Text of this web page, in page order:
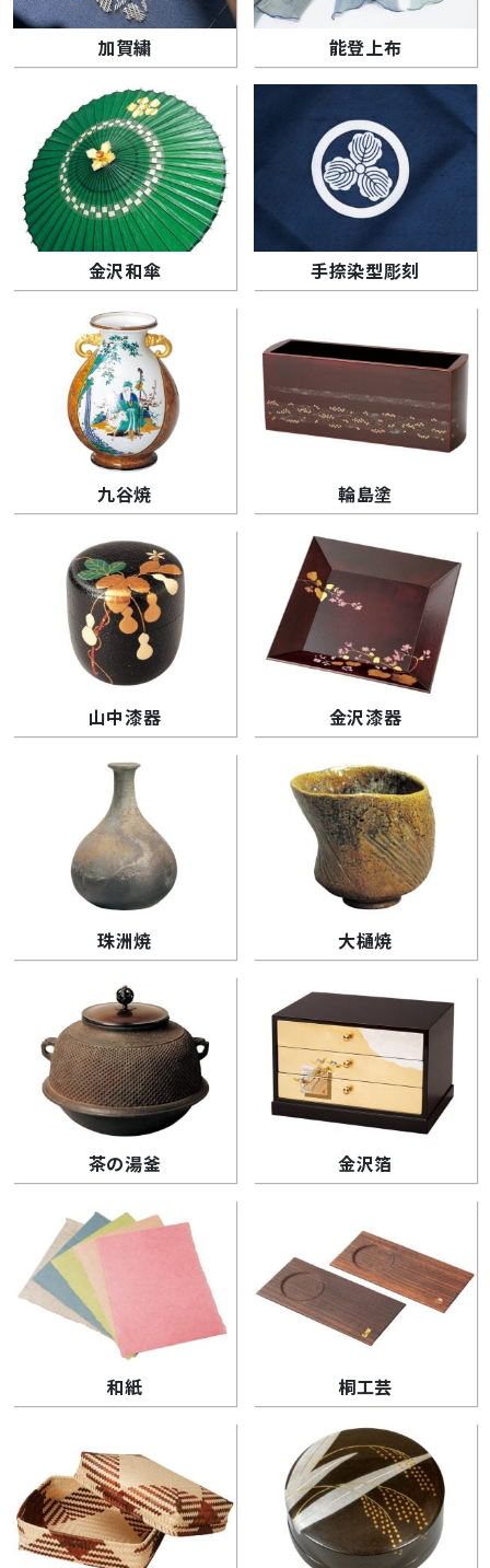
加賀繍 能登上布
金沢和傘 手捺染型彫刻
九谷焼 輪島塗
山中漆器 金沢漆器
珠洲焼 大樋焼
茶の湯釜 金沢箔
和紙 桐工芸